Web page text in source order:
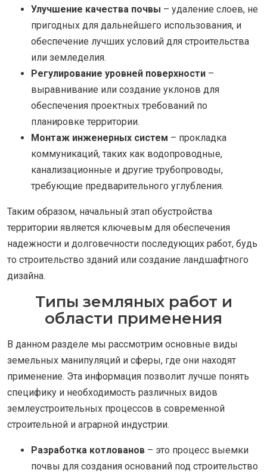
Улучшение качества почвы – удаление слоев, не
пригодных для дальнейшего использования, и
обеспечение лучших условий для строительства
или земледелия.
Регулирование уровней поверхности –
выравнивание или создание уклонов для
обеспечения проектных требований по
планировке территории.
Монтаж инженерных систем – прокладка
коммуникаций, таких как водопроводные,
канализационные и другие трубопроводы,
требующие предварительного углубления.
Таким образом, начальный этап обустройства
территории является ключевым для обеспечения
надежности и долговечности последующих работ, будь
то строительство зданий или создание ландшафтного
дизайна.
Типы земляных работ и
области применения
В данном разделе мы рассмотрим основные виды
земельных манипуляций и сферы, где они находят
применение. Эта информация позволит лучше понять
специфику и необходимость различных видов
землеустроительных процессов в современной
строительной и аграрной индустрии.
Разработка котлованов – это процесс выемки
почвы для создания оснований под строительство